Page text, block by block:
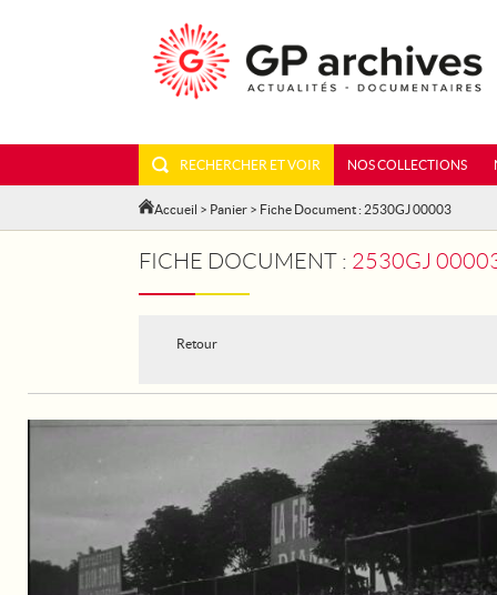
RECHERCHER ET VOIR NOS COLLECTIONS
Accueil > Panier > Fiche Document : 2530GJ 00003
FICHE DOCUMENT : 2530GJ 00003
Retour